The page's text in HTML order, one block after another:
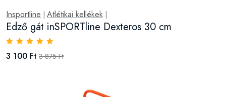
Insportline Atlétikai kellékek
Edző gát inSPORTline Dexteros 30 cm
3 100 Ft 3 875 Ft